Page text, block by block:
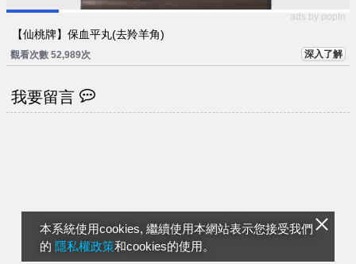
本系統使用cookies, 繼續使用本網站表示您接受我們
的 隱私權政策和cookies的使用。
ads by popIn
【仙桃牌】保血平丸(去羚羊角)
觀看次數 52,989次 深入了解
我要留言